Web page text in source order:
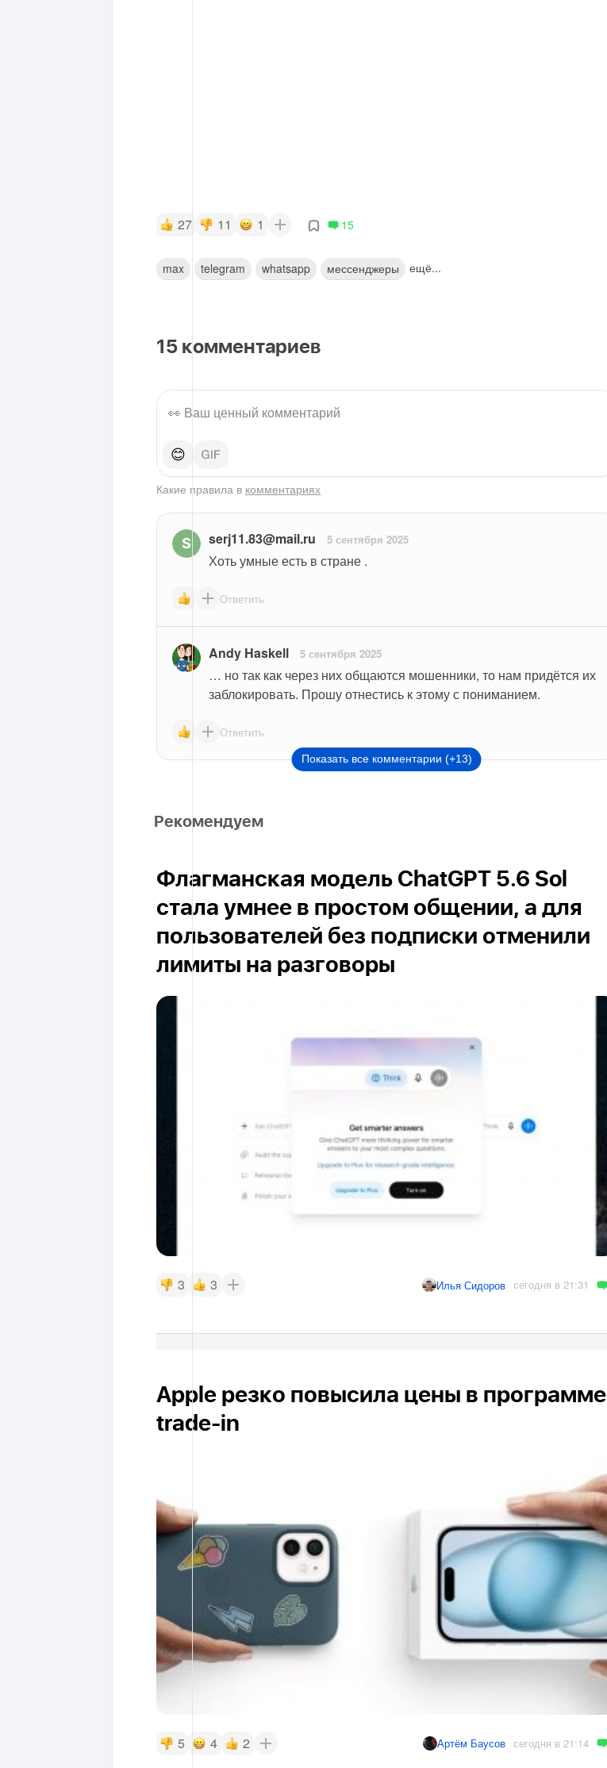
27 11 1 15
max telegram whatsapp мессенджеры ещё...
15 комментариев
😊
Какие правила в комментариях
serj11.83@mail.ru 5 сентября 2025
Хоть умные есть в стране .
Ответить
Andy Haskell 5 сентября 2025
… но так как через них общаются мошенники, то нам придётся их
заблокировать. Прошу отнестись к этому с пониманием.
Ответить
Показать все комментарии (+13)
Рекомендуем
Флагманская модель ChatGPT 5.6 Sol
стала умнее в простом общении, а для
пользователей без подписки отменили
лимиты на разговоры
3 3 Илья Сидоров сегодня в 21:31
Apple резко повысила цены в программе
trade-in
5 4 2 Артём Баусов сегодня в 21:14